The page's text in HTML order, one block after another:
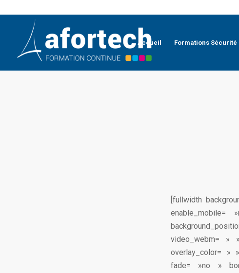
Accueil Formations Sécurité
[fullwidth
enable_mobile=
video_webm= »
overlay_color= »
fade= »no »